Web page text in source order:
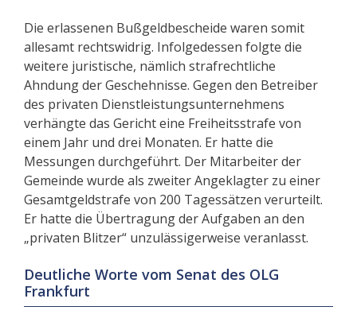
Die erlassenen Bußgeldbescheide waren somit
allesamt rechtswidrig. Infolgedessen folgte die
weitere juristische, nämlich strafrechtliche
Ahndung der Geschehnisse. Gegen den Betreiber
des privaten Dienstleistungsunternehmens
verhängte das Gericht eine Freiheitsstrafe von
einem Jahr und drei Monaten. Er hatte die
Messungen durchgeführt. Der Mitarbeiter der
Gemeinde wurde als zweiter Angeklagter zu einer
Gesamtgeldstrafe von 200 Tagessätzen verurteilt.
Er hatte die Übertragung der Aufgaben an den
„privaten Blitzer“ unzulässigerweise veranlasst.
Deutliche Worte vom Senat des OLG
Frankfurt